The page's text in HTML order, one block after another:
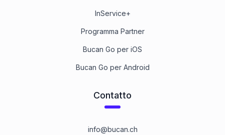
InService+
Programma Partner
Bucan Go per iOS
Bucan Go per Android
Contatto
info@bucan.ch